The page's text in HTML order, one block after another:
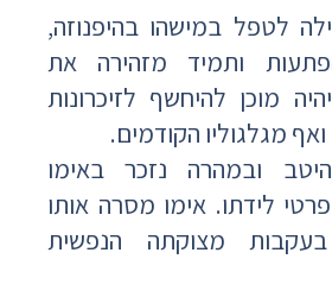
לטפל במישהו בהיפנוזה,
ותמיד מזהירה את
מוכן להיחשף לזיכרונות
מגלגוליו הקודמים.
ובמהרה נזכר באימו
פרטי לידתו. אימו מסרה אותו
מצוקתה הנפשית